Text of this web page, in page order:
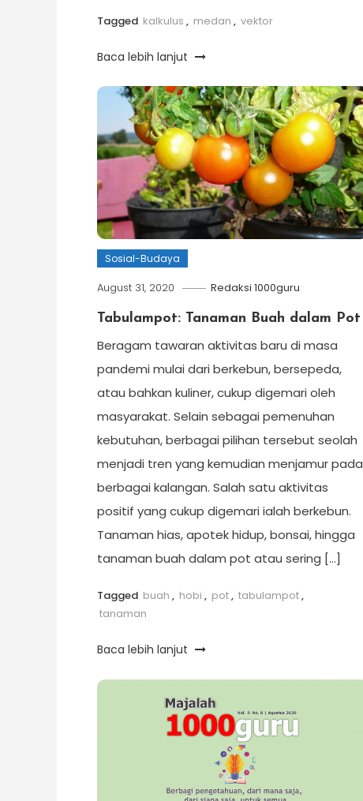
Tagged kalkulus , medan , vektor
Baca lebih lanjut
Sosial-Budaya
August 31, 2020 Redaksi 1000guru
Tabulampot: Tanaman Buah dalam Pot
Beragam tawaran aktivitas baru di masa
pandemi mulai dari berkebun, bersepeda,
atau bahkan kuliner, cukup digemari oleh
masyarakat. Selain sebagai pemenuhan
kebutuhan, berbagai pilihan tersebut seolah
menjadi tren yang kemudian menjamur pada
berbagai kalangan. Salah satu aktivitas
positif yang cukup digemari ialah berkebun.
Tanaman hias, apotek hidup, bonsai, hingga
tanaman buah dalam pot atau sering […]
Tagged buah , hobi , pot, tabulampot,
tanaman
Baca lebih lanjut